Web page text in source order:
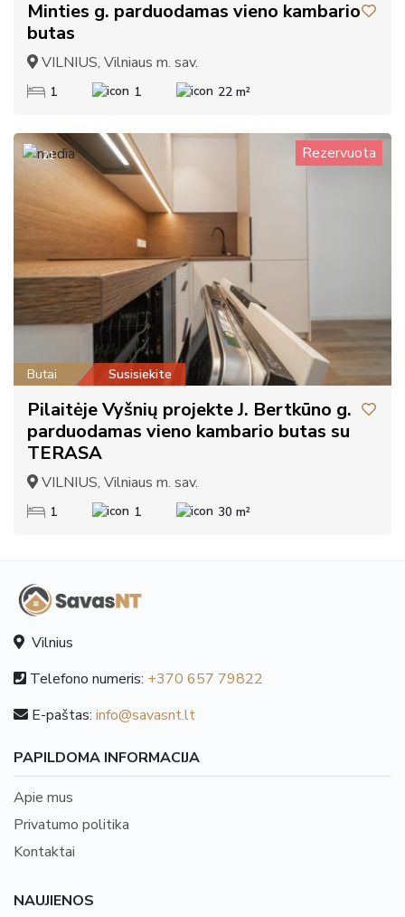
Minties g. parduodamas vieno kambario
butas
VILNIUS, Vilniaus m. sav.
1 1 22 m²
21 Rezervuota
Butai Susisiekite
Pilaitėje Vyšnių projekte J. Bertkūno g.
parduodamas vieno kambario butas su
TERASA
VILNIUS, Vilniaus m. sav.
1 1 30 m²
Vilnius
Telefono numeris: +370 657 79822
E-paštas: info@savasnt.lt
PAPILDOMA INFORMACIJA
Apie mus
Privatumo politika
Kontaktai
NAUJIENOS